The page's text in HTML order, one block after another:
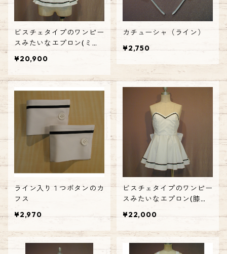
ビスチェタイプのワンピー
スみたいなエプロン(ミ
¥20,900
カチューシャ（ライン）
¥2,750
ライン入り１つボタンのカ
フス
¥2,970
ビスチェタイプのワンピー
スみたいなエプロン(膝
¥22,000